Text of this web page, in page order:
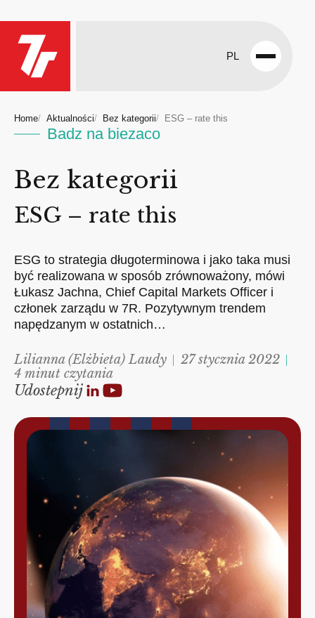
PL
Open
Home Aktualności Bez kategorii ESG – rate this
Badz na biezaco
Bez kategorii
ESG – rate this
ESG to strategia długoterminowa i jako taka musi
być realizowana w sposób zrównoważony, mówi
Łukasz Jachna, Chief Capital Markets Officer i
członek zarządu w 7R. Pozytywnym trendem
napędzanym w ostatnich…
Lilianna (Elżbieta) Laudy
27 stycznia 2022
4 minut czytania
Udostepnij